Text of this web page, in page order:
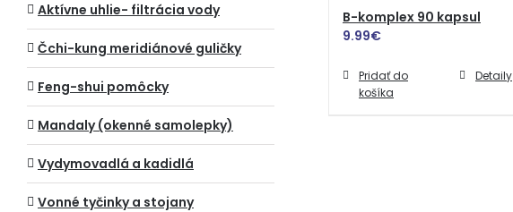
B-komplex 90 kapsul
9.99€
Pridať do
košíka
Detaily
Aktívne uhlie- filtrácia vody
Čchi-kung meridiánové guličky
Feng-shui pomôcky
Mandaly (okenné samolepky)
Vydymovadlá a kadidlá
Vonné tyčinky a stojany